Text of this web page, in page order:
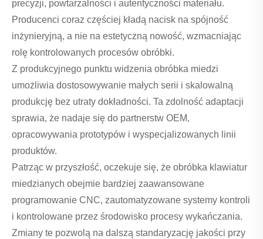
precyzji, powtarzalności i autentyczności materiału.
Producenci coraz częściej kładą nacisk na spójność
inżynieryjną, a nie na estetyczną nowość, wzmacniając
rolę kontrolowanych procesów obróbki.
Z produkcyjnego punktu widzenia obróbka miedzi
umożliwia dostosowywanie małych serii i skalowalną
produkcję bez utraty dokładności. Ta zdolność adaptacji
sprawia, że ​​nadaje się do partnerstw OEM,
opracowywania prototypów i wyspecjalizowanych linii
produktów.
Patrząc w przyszłość, oczekuje się, że obróbka klawiatur
miedzianych obejmie bardziej zaawansowane
programowanie CNC, zautomatyzowane systemy kontroli
i kontrolowane przez środowisko procesy wykańczania.
Zmiany te pozwolą na dalszą standaryzację jakości przy